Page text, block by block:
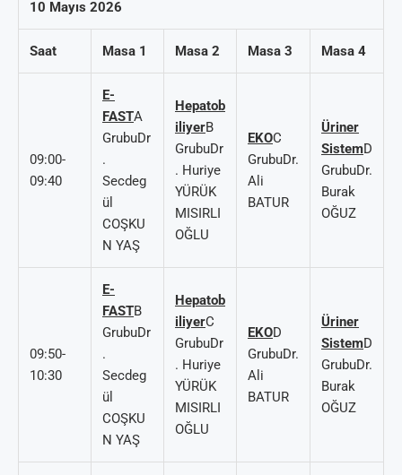
10 Mayıs 2026
Saat Masa 1 Masa 2 Masa 3 Masa 4
09:00-
09:40
E-
FASTA
GrubuDr
.
Secdeg
ül
COŞKU
N YAŞ
Hepatob
iliyerB
GrubuDr
. Huriye
YÜRÜK
MISIRLI
OĞLU
EKOC
GrubuDr.
Ali
BATUR
Üriner
SistemD
GrubuDr.
Burak
OĞUZ
09:50-
10:30
E-
FASTB
GrubuDr
.
Secdeg
ül
COŞKU
N YAŞ
Hepatob
iliyerC
GrubuDr
. Huriye
YÜRÜK
MISIRLI
OĞLU
EKOD
GrubuDr.
Ali
BATUR
Üriner
SistemD
GrubuDr.
Burak
OĞUZ